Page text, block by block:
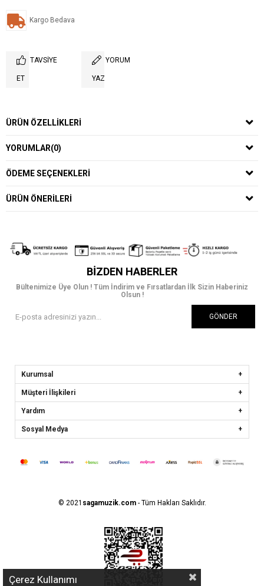
Kargo Bedava
TAVSIYE
ET
YORUM
YAZ
ÜRÜN ÖZELLIKLERI
YORUMLAR(0)
ÖDEME SEÇENEKLERI
ÜRÜN ÖNERILERI
BIZDEN HABERLER
Bültenimize Üye Olun ! Tüm İndirim ve Fırsatlardan İlk Sizin Haberiniz
Olsun !
GÖNDER
Kurumsal
Müşteri İlişkileri
Yardım
Sosyal Medya
© 2021 sagamuzik.com- Tüm Hakları Saklıdır.
Çerez Kullanımı